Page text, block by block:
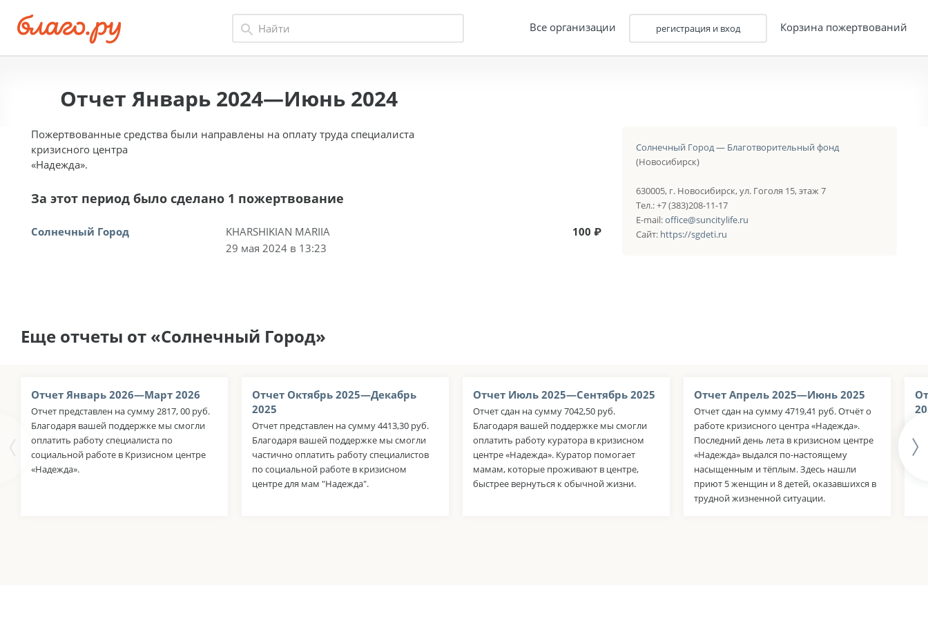
Все организации регистрация и вход Корзина пожертвований
Отчет Январь 2024—Июнь 2024
Пожертвованные средства были направлены на оплату труда специалиста
кризисного центра
«Надежда».
За этот период было сделано 1 пожертвование
Солнечный Город
KHARSHIKIAN MARIIA
29 мая 2024 в 13:23
100 ₽
Солнечный Город — Благотворительный фонд
(Новосибирск)
630005, г. Новосибирск, ул. Гоголя 15, этаж 7
Тел.: +7 (383)208-11-17
E-mail:office@suncitylife.ru
Сайт: https://sgdeti.ru
Еще отчеты от «Солнечный Город»
Отчет Январь 2026—Март 2026
Отчет представлен на сумму 2817, 00 руб.
Благодаря вашей поддержке мы смогли
оплатить работу специалиста по
социальной работе в Кризисном центре
«Надежда».
Отчет Октябрь 2025—Декабрь
2025
Отчет представлен на сумму 4413,30 руб.
Благодаря вашей поддержке мы смогли
частично оплатить работу специалистов
по социальной работе в кризисном
центре для мам "Надежда".
Отчет Июль 2025—Сентябрь 2025
Отчет сдан на сумму 7042,50 руб.
Благодаря вашей поддержке мы смогли
оплатить работу куратора в кризисном
центре «Надежда». Куратор помогает
мамам, которые проживают в центре,
быстрее вернуться к обычной жизни.
Отчет Апрель 2025—Июнь 2025
Отчет сдан на сумму 4719,41 руб. Отчёт о
работе кризисного центра «Надежда».
Последний день лета в кризисном центре
«Надежда» выдался по-настоящему
насыщенным и тёплым. Здесь нашли
приют 5 женщин и 8 детей, оказавшихся в
трудной жизненной ситуации.